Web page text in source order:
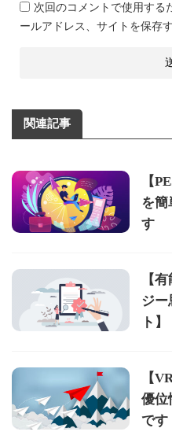
次回のコメントで使用する
ールアドレス、サイトを保存す
関連記事
【
を簡
す
【
ジー
ト】
【
優位
です